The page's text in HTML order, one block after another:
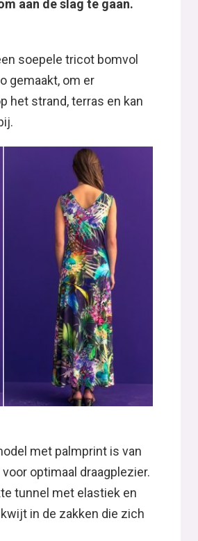
aan de slag te gaan.
soepele tricot bomvol
gemaakt, om er
het strand, terras en kan
met palmprint is van
optimaal draagplezier.
tunnel met elastiek en
in de zakken die zich